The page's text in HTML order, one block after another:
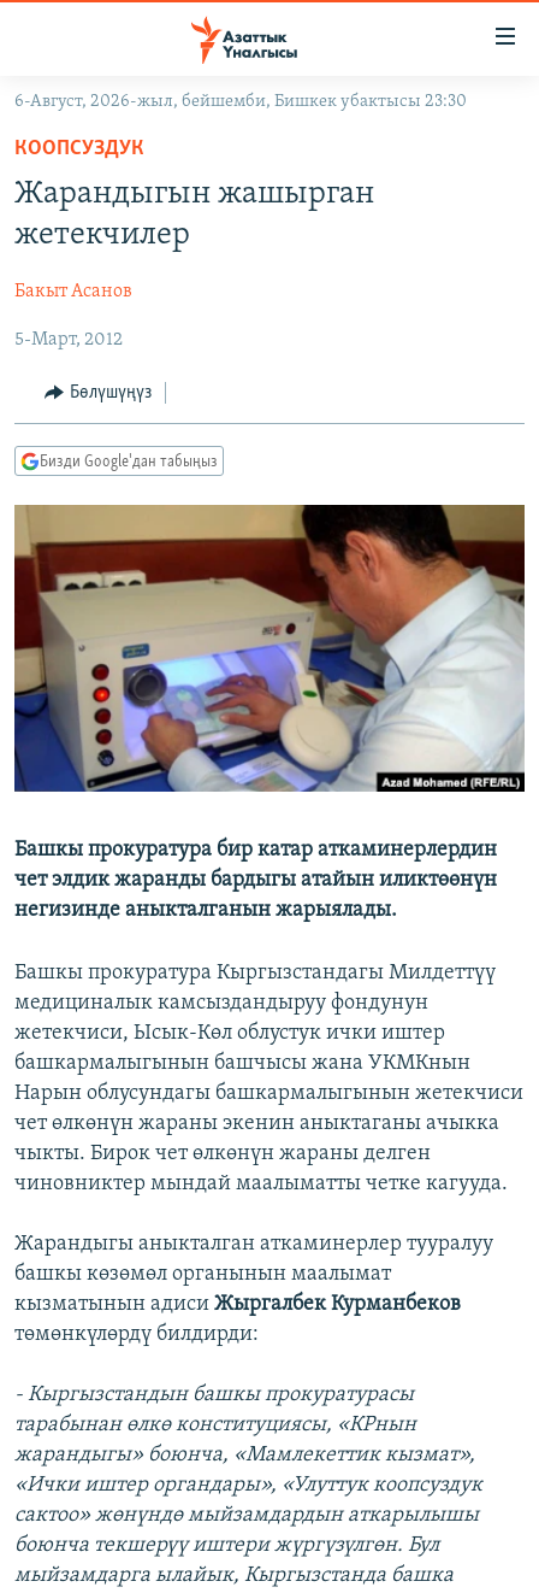
Навигацияга
өтүңүз
Издөөгө
салыңызКЫРГЫЗСТАН
ЭКОНОМИКА
МАДАНИЯТ
ДҮЙНӨ
БОРБОР АЗИЯ
АТАЙЫН ИЛИКТӨӨ
ТВ ПРОГРАММАЛАР
БҮГҮН АЗАТТЫКТА
БИЗ ЖАНА ДҮЙНӨ
АЗАТТЫК+
ЫҢГАЙСЫЗ СУРООЛОР
ПОДКАСТ
ӨЗГӨЧӨ ПИКИР
ОНЛАЙН ШЕРИНЕ
ЭЕ/АРнун бардык сайттары
6-Август, 2026-жыл, бейшемби, Бишкек убактысы 23:30
КООПСУЗДУК
Жарандыгын жашырган
жетекчилер
Бакыт Асанов
5-Март, 2012
Бөлүшүңүз
Бизди Google'дан табыңыз
Башкы прокуратура бир катар аткаминерлердин
чет элдик жаранды бардыгы атайын иликтөөнүн
негизинде аныкталганын жарыялады.
Башкы прокуратура Кыргызстандагы Милдеттүү
медициналык камсыздандыруу фондунун
жетекчиси, Ысык-Көл облустук ички иштер
башкармалыгынын башчысы жана УКМКнын
Нарын облусундагы башкармалыгынын жетекчиси
чет өлкөнүн жараны экенин аныктаганы ачыкка
чыкты. Бирок чет өлкөнүн жараны делген
чиновниктер мындай маалыматты четке кагууда.
Жарандыгы аныкталган аткаминерлер тууралуу
башкы көзөмөл органынын маалымат
кызматынын адиси Жыргалбек Курманбеков
төмөнкүлөрдү билдирди:
- Кыргызстандын башкы прокуратурасы
тарабынан өлкө конституциясы, «КРнын
жарандыгы» боюнча, «Мамлекеттик кызмат»,
«Ички иштер органдары», «Улуттук коопсуздук
сактоо» жөнүндө мыйзамдардын аткарылышы
боюнча текшерүү иштери жүргүзүлгөн. Бул
мыйзамдарга ылайык, Кыргызстанда башка